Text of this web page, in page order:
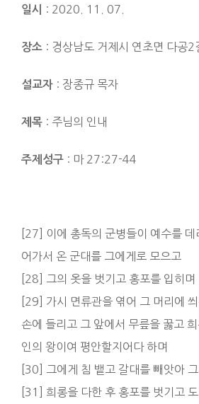
일시 : 2020. 11. 07.
장소 : 경상남도 거제시 연초면 다공2
설교자 : 장종규 목자
제목 : 주님의 인내
주제성구 : 마 27:27-44
[27] 이에 총독의 군병들이 예수를
어가서 온 군대를 그에게로 모으고
[28] 그의 옷을 벗기고 홍포를 입히며
[29] 가시 면류관을 엮어 그 머리에
손에 들리고 그 앞에서 무릎을 꿇고
인의 왕이여 평안할지어다 하며
[30] 그에게 침 뱉고 갈대를 빼앗아
[31] 희롱을 다한 후 홍포를 벗기고